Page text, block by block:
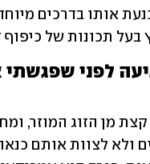
תכונות של כיפוף